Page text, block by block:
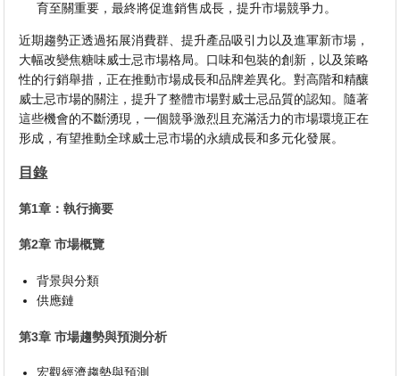
育至關重要，最終將促進銷售成長，提升市場競爭力。
近期趨勢正透過拓展消費群、提升產品吸引力以及進軍新市場，
大幅改變焦糖味威士忌市場格局。口味和包裝的創新，以及策略
性的行銷舉措，正在推動市場成長和品牌差異化。對高階和精釀
威士忌市場的關注，提升了整體市場對威士忌品質的認知。隨著
這些機會的不斷湧現，一個競爭激烈且充滿活力的市場環境正在
形成，有望推動全球威士忌市場的永續成長和多元化發展。
目錄
第1章：執行摘要
第2章 市場概覽
背景與分類
供應鏈
第3章 市場趨勢與預測分析
宏觀經濟趨勢與預測